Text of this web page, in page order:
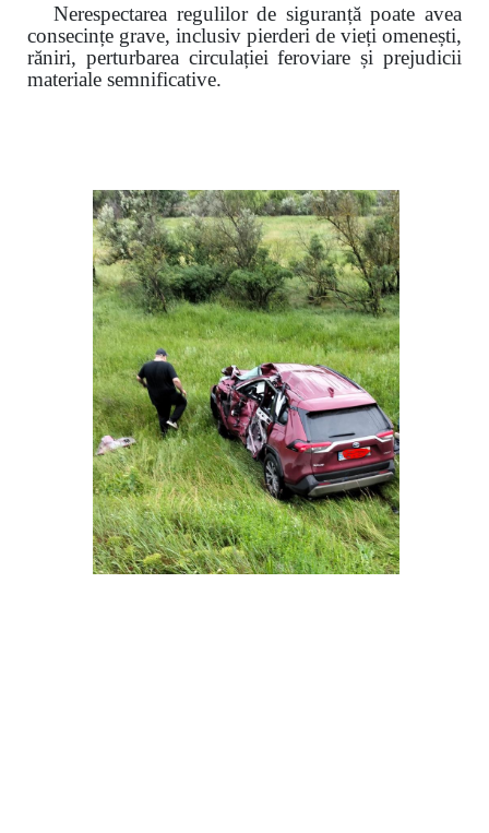
Nerespectarea regulilor de siguranță poate avea
consecințe grave, inclusiv pierderi de vieți omenești,
răniri, perturbarea circulației feroviare și prejudicii
materiale semnificative.